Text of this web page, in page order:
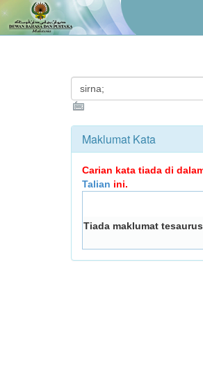
Maklumat Kata
Carian kata tiada di
Talian ini.
Tiada maklumat